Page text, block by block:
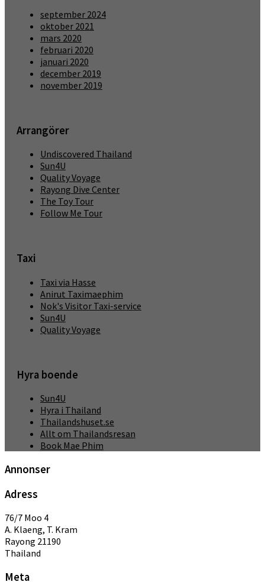
september 2024
oktober 2021
mars 2020
februari 2020
januari 2020
december 2019
november 2019
Arrangörer
Undiscovered Thailand
Sun4U
Quality Voyage
Rayong Dive Center
The Toy Tour
Follow Me Tour
Taxi
Taxi via Hasse
Anirut Taximaephim
Nok's Visitor Taxi-service
Sun4U
Quality Voyage
Hyra boende
Sun4U
Hyra i Thailand
Thailandshuset.se
Allt om Thailandsresan
Book Mae Phim
Annonser
Adress
76/7 Moo 4
A. Klaeng, T. Kram
Rayong 21190
Thailand
Meta